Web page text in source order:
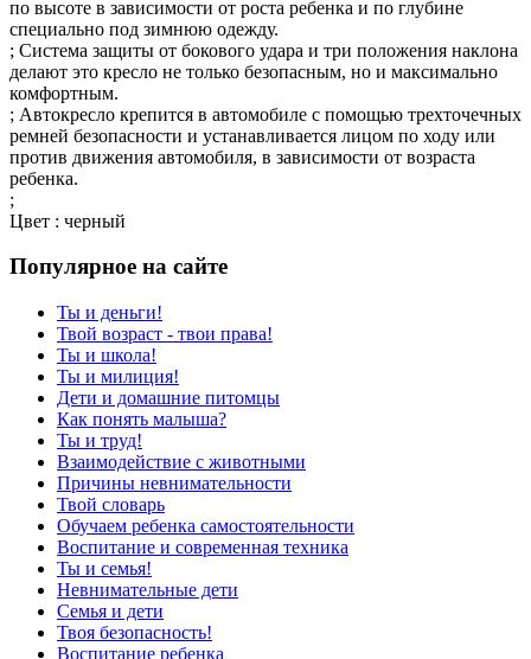
по высоте в зависимости от роста ребенка и по глубине
специально под зимнюю одежду.
; Система защиты от бокового удара и три положения наклона
делают это кресло не только безопасным, но и максимально
комфортным.
; Автокресло крепится в автомобиле с помощью трехточечных
ремней безопасности и устанавливается лицом по ходу или
против движения автомобиля, в зависимости от возраста
ребенка.
;
Цвет : черный
Популярное на сайте
Ты и деньги!
Твой возраст - твои права!
Ты и школа!
Ты и милиция!
Дети и домашние питомцы
Как понять малыша?
Ты и труд!
Взаимодействие с животными
Причины невнимательности
Твой словарь
Обучаем ребенка самостоятельности
Воспитание и современная техника
Ты и семья!
Невнимательные дети
Семья и дети
Твоя безопасность!
Воспитание ребенка